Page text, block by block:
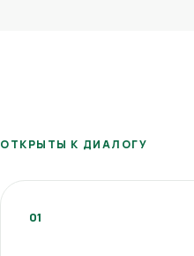
ОТКРЫТЫ К ДИАЛОГУ
01